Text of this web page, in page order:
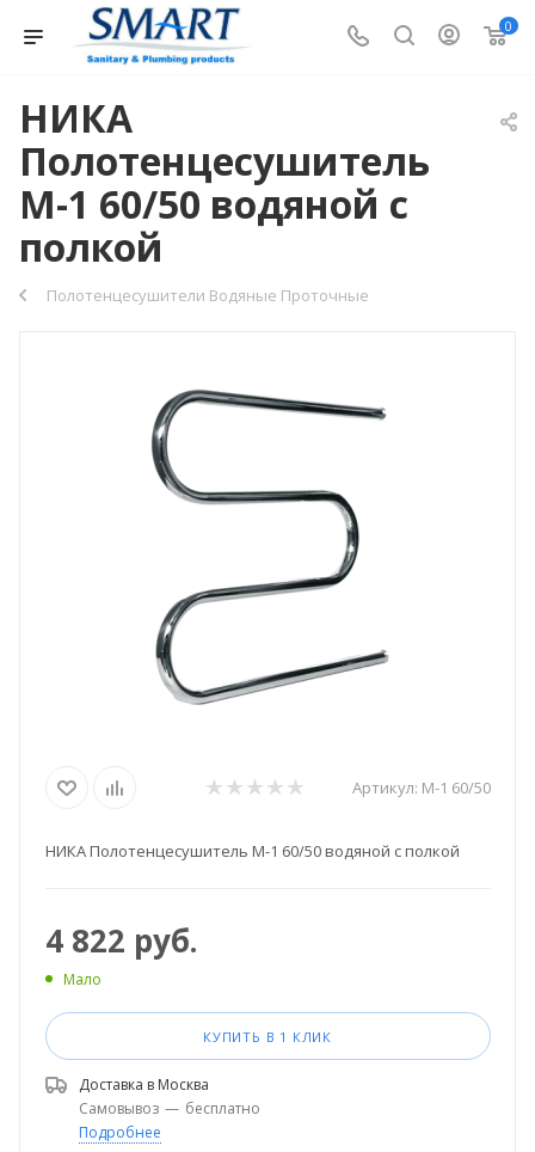
0
НИКА
Полотенцесушитель
М-1 60/50 водяной с
полкой
Полотенцесушители Водяные Проточные
Артикул: М-1 60/50
НИКА Полотенцесушитель М-1 60/50 водяной с полкой
4 822 руб.
Мало
КУПИТЬ В 1 КЛИК
Доставка в Москва
Самовывоз — бесплатно
Подробнее